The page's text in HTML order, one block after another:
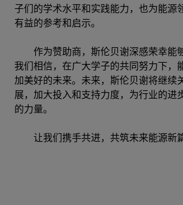
子们的学术水平和实践能力，也为能源
有益的参考和启示。
作为赞助商，斯伦贝谢深感荣幸能
我们相信，在广大学子的共同努力下，
加美好的未来。未来，斯伦贝谢将继续
展，加大投入和支持力度，为行业的进
的力量。
让我们携手共进，共筑未来能源新